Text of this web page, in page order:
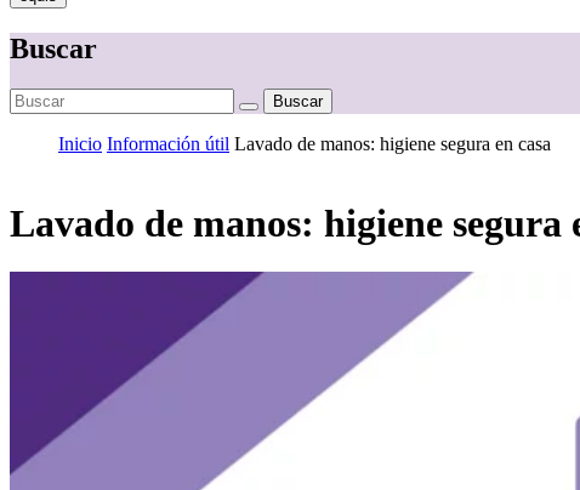
Buscar
Buscar
Inicio Información útil Lavado de manos: higiene segura en casa
Lavado de manos: higiene segura